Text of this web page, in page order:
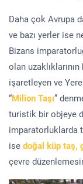
Daha çok Avrupa
ve bazı yerler ise
Bizans
olan
işaretleyen ve Yere
“Milion Taşı”
turistik bir objeye
imparatorluklarda
ise doğal küp taş,
çevre